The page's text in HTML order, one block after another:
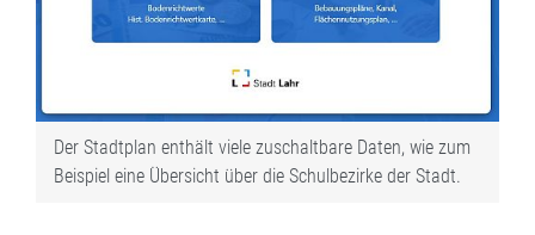
Der Stadtplan enthält viele zuschaltbare Daten, wie zum
Beispiel eine Übersicht über die Schulbezirke der Stadt.